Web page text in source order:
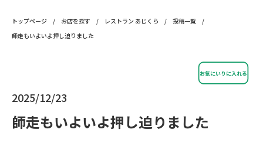
トップページ / お店を探す / レストラン あじくら / 投稿一覧
/
師走もいよいよ押し迫りました
2025/12/23
師走もいよいよ押し迫りました
お気にいりに入れる